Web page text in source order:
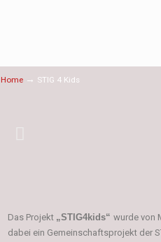
Home → STIG 4 Kids
Das Projekt „STIG4kids“ wurde von
dabei ein Gemeinschaftsprojekt der